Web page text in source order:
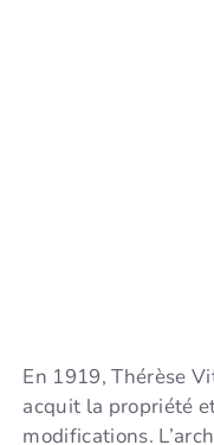
En 1919, Thérèse
acquit la propriété
modifications.